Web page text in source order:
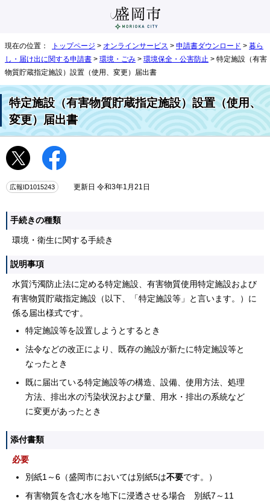
現在の位置： トップページ > オンラインサービス > 申請書ダウンロード > 暮ら
し・届け出に関する申請書 > 環境・ごみ > 環境保全・公害防止 > 特定施設（有害
物質貯蔵指定施設）設置（使用、変更）届出書
特定施設（有害物質貯蔵指定施設）設置（使用、
変更）届出書
広報ID1015243 更新日 令和3年1月21日
手続きの種類
環境・衛生に関する手続き
説明事項
水質汚濁防止法に定める特定施設、有害物質使用特定施設および
有害物質貯蔵指定施設（以下、「特定施設等」と言います。）に
係る届出様式です。
特定施設等を設置しようとするとき
法令などの改正により、既存の施設が新たに特定施設等と
なったとき
既に届出ている特定施設等の構造、設備、使用方法、処理
方法、排出水の汚染状況および量、用水・排出の系統など
に変更があったとき
添付書類
必要
別紙1～6（盛岡市においては別紙5は不要です。）
有害物質を含む水を地下に浸透させる場合 別紙7～11